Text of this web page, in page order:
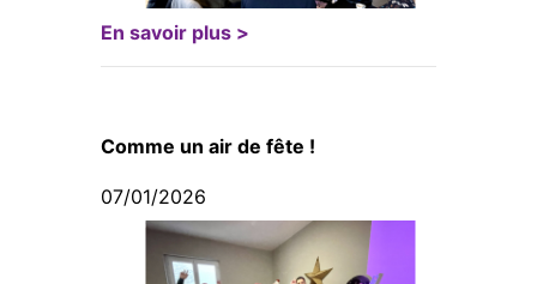
En savoir plus >
Comme un air de fête !
07/01/2026